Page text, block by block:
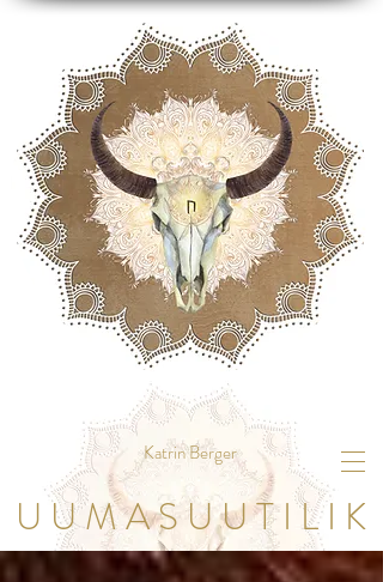
Katrin Berger
U U M A S U U T I L I K